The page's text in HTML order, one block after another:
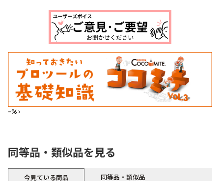
--%>
同等品・類似品を見る
今見ている商品 同等品・類似品